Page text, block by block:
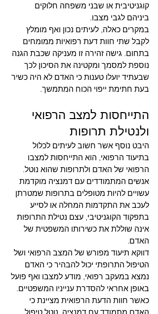
קוגניטיבית או שבני משפחה חלוקים
ביניהם לגבי מצבו.
במקרים כאלה, לעיתים נכון ואף מומלץ
לקבל שתי חוות דעת רפואיות ממומחים
בתחום. גישה זהירה זו מעניקה שכבת הגנה
נוספת למסמך ומקטינה את הסיכון לכך
שבעתיד יועלו טענות כי האדם לא היה כשיר
בעת חתימת ייפוי הכוח המתמשך.
התייחסות למצב הרפואי
ולנטילת תרופות
היבט נוסף אשר חשוב לעיתים לכלול
בתיעוד הרפואי, הוא התייחסות למצבו
הרפואי של האדם ולתרופות שהוא נוטל.
אנשים המתמודדים עם דמנציה מוקדמת
עשויים להיות מטופלים בתרופות שמטרתן
לעכב את התקדמות המחלה או לסייע
בתפקוד הקוגניטיבי, עצם נטילת התרופות
אינה שוללת את כשירותו המשפטית של
האדם.
דווקא תיעוד מפורש של המצב הרפואי ושל
הטיפול התרופתי יכול להבהיר כי האדם
נמצא במעקב רפואי, מודע למצבו ואף פועל
באופן אחראי להסדרת ענייניו המשפטיים.
כאשר חוות הדעת הרפואית מציינת כי
האדם מתמודד עם דמנציה, נוטל טיפול